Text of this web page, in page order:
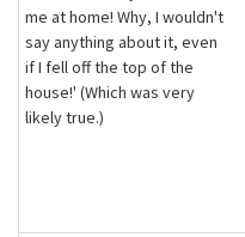
me at home! Why, I wouldn't
say anything about it, even
if I fell off the top of the
house!' (Which was very
likely true.)